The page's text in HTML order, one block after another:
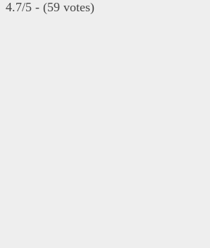
4.7/5 - (59 votes)